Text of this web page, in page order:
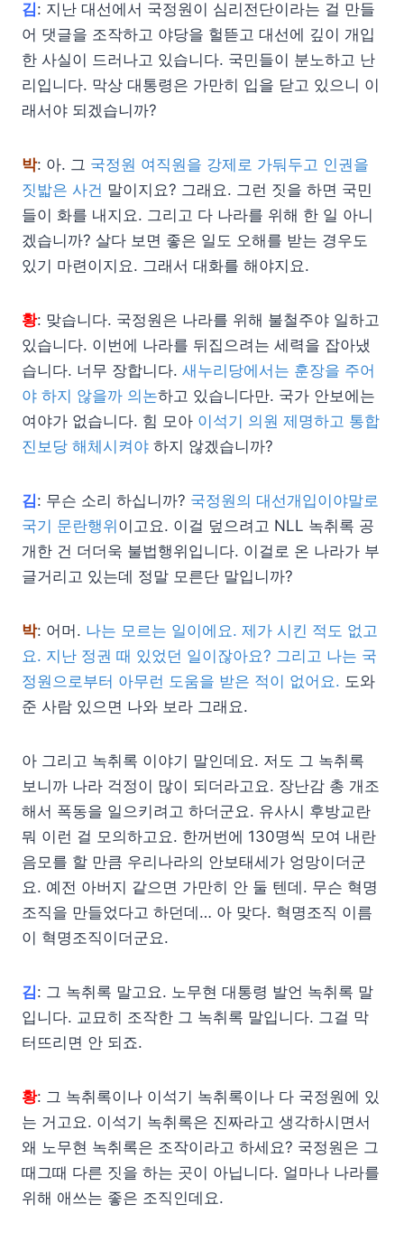
김: 지난 대선에서 국정원이 심리전단이라는 걸 만들
어 댓글을 조작하고 야당을 헐뜯고 대선에 깊이 개입
한 사실이 드러나고 있습니다. 국민들이 분노하고 난
리입니다. 막상 대통령은 가만히 입을 닫고 있으니 이
래서야 되겠습니까?
박: 아. 그 국정원 여직원을 강제로 가둬두고 인권을
짓밟은 사건 말이지요? 그래요. 그런 짓을 하면 국민
들이 화를 내지요. 그리고 다 나라를 위해 한 일 아니
겠습니까? 살다 보면 좋은 일도 오해를 받는 경우도
있기 마련이지요. 그래서 대화를 해야지요.
황: 맞습니다. 국정원은 나라를 위해 불철주야 일하고
있습니다. 이번에 나라를 뒤집으려는 세력을 잡아냈
습니다. 너무 장합니다. 새누리당에서는 훈장을 주어
야 하지 않을까 의논하고 있습니다만. 국가 안보에는
여야가 없습니다. 힘 모아 이석기 의원 제명하고 통합
진보당 해체시켜야 하지 않겠습니까?
김: 무슨 소리 하십니까? 국정원의 대선개입이야말로
국기 문란행위 이고요. 이걸 덮으려고 NLL 녹취록 공
개한 건 더더욱 불법행위입니다. 이걸로 온 나라가 부
글거리고 있는데 정말 모른단 말입니까?
박: 어머. 나는 모르는 일이에요. 제가 시킨 적도 없고
요. 지난 정권 때 있었던 일이잖아요? 그리고 나는 국
정원으로부터 아무런 도움을 받은 적이 없어요. 도와
준 사람 있으면 나와 보라 그래요.
아 그리고 녹취록 이야기 말인데요. 저도 그 녹취록
보니까 나라 걱정이 많이 되더라고요. 장난감 총 개조
해서 폭동을 일으키려고 하더군요. 유사시 후방교란
뭐 이런 걸 모의하고요. 한꺼번에 130명씩 모여 내란
음모를 할 만큼 우리나라의 안보태세가 엉망이더군
요. 예전 아버지 같으면 가만히 안 둘 텐데. 무슨 혁명
조직을 만들었다고 하던데… 아 맞다. 혁명조직 이름
이 혁명조직이더군요.
김: 그 녹취록 말고요. 노무현 대통령 발언 녹취록 말
입니다. 교묘히 조작한 그 녹취록 말입니다. 그걸 막
터뜨리면 안 되죠.
황: 그 녹취록이나 이석기 녹취록이나 다 국정원에 있
는 거고요. 이석기 녹취록은 진짜라고 생각하시면서
왜 노무현 녹취록은 조작이라고 하세요? 국정원은 그
때그때 다른 짓을 하는 곳이 아닙니다. 얼마나 나라를
위해 애쓰는 좋은 조직인데요.